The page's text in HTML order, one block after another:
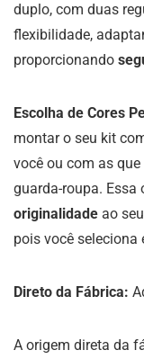
duplo, com duas
flexibilidade,
proporcionando
Escolha de Cores
montar o seu kit
você ou com as
guarda-roupa. Essa
originalidade ao
pois você seleciona
Direto da Fábrica:
A origem direta da